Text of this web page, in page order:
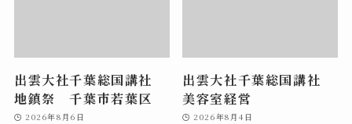
出雲大社千葉総国講社
地鎮祭 千葉市若葉区
2026年8月6日
出雲大社千葉総国講社
美容室経営
2026年8月4日